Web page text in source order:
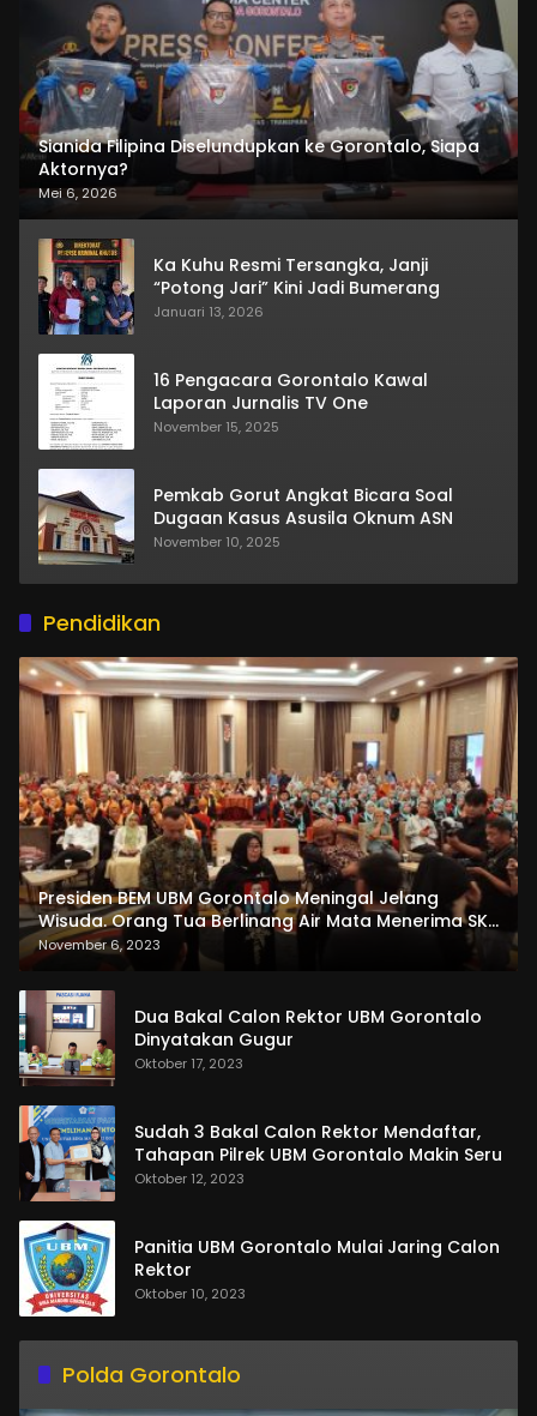
Sianida Filipina Diselundupkan ke Gorontalo, Siapa
Aktornya?
Mei 6, 2026
Ka Kuhu Resmi Tersangka, Janji
“Potong Jari” Kini Jadi Bumerang
Januari 13, 2026
16 Pengacara Gorontalo Kawal
Laporan Jurnalis TV One
November 15, 2025
Pemkab Gorut Angkat Bicara Soal
Dugaan Kasus Asusila Oknum ASN
November 10, 2025
Pendidikan
Presiden BEM UBM Gorontalo Meningal Jelang
Wisuda. Orang Tua Berlinang Air Mata Menerima SKL
dan Pemasangan Salempang
November 6, 2023
Dua Bakal Calon Rektor UBM Gorontalo
Dinyatakan Gugur
Oktober 17, 2023
Sudah 3 Bakal Calon Rektor Mendaftar,
Tahapan Pilrek UBM Gorontalo Makin Seru
Oktober 12, 2023
Panitia UBM Gorontalo Mulai Jaring Calon
Rektor
Oktober 10, 2023
Polda Gorontalo